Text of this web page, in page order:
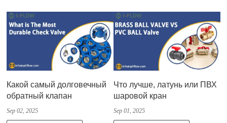
Какой самый долговечный
обратный клапан
Sep 02, 2025
Что лучше, латунь или ПВХ
шаровой кран
Sep 01, 2025